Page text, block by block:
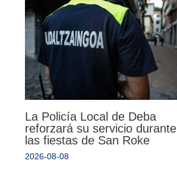
La Policía Local de Deba
reforzará su servicio durante
las fiestas de San Roke
2026-08-08